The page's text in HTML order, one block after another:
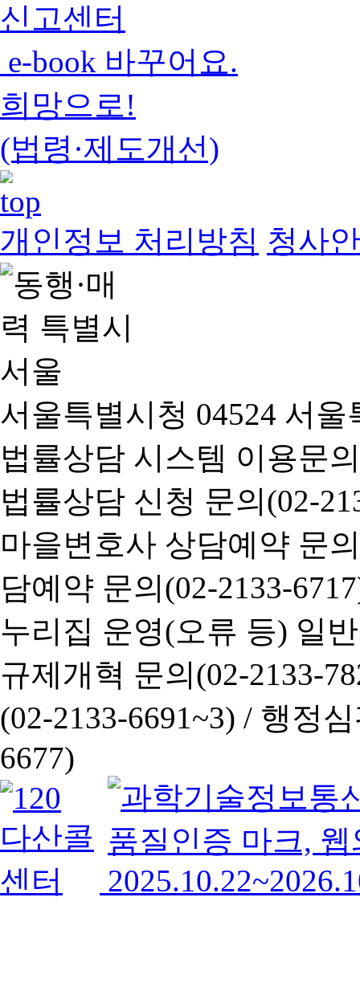
신고센터
e-book 바꾸어요.
희망으로!
(법령·제도개선)
개인정보 처리방침 청사
서울특별시청 04524 서
법률상담 시스템 이용문
법률상담 신청 문의(02-
마을변호사 상담예약 문
담예약 문의(02-2133-
누리집 운영(오류 등) 일
규제개혁 문의(02-2133-
(02-2133-6691~3) / 행정심
6677)